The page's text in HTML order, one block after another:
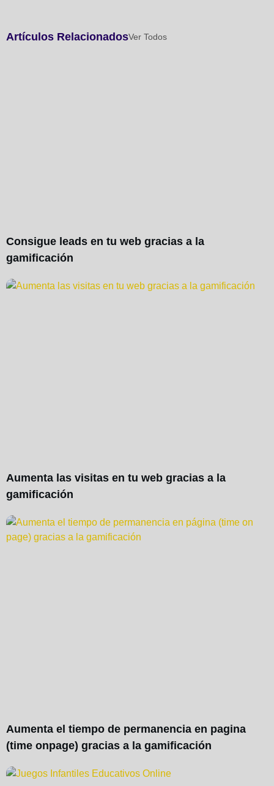
Artículos RelacionadosVer Todos
Consigue leads en tu web gracias a la
gamificación
Aumenta las visitas en tu web gracias a la
gamificación
Aumenta el tiempo de permanencia en pagina
(time onpage) gracias a la gamificación